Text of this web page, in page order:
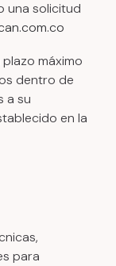
una solicitud
máximo
dentro de
a su
en la
para